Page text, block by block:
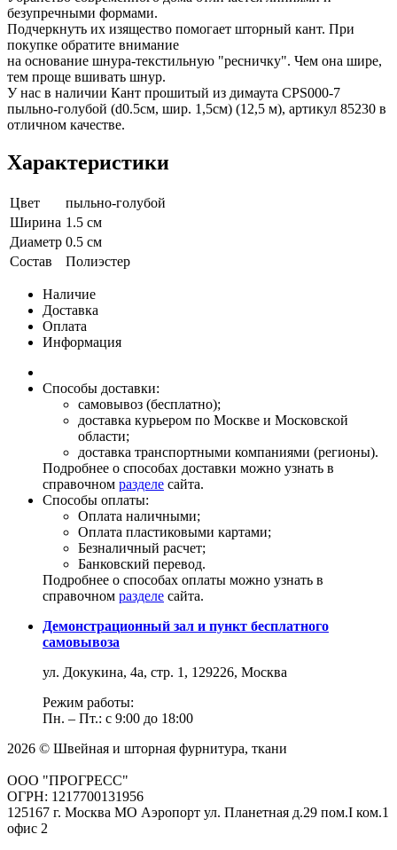
безупречными формами.
Подчеркнуть их изящество помогает шторный кант. При
покупке обратите внимание
на основание шнура-текстильную "ресничку". Чем она шире,
тем проще вшивать шнур.
У нас в наличии Кант прошитый из димаута CPS000-7
пыльно-голубой (d0.5см, шир. 1,5см) (12,5 м), артикул 85230 в
отличном качестве.
Характеристики
Цвет
пыльно-голубой
Ширина 1.5 см
Диаметр 0.5 см
Состав
Полиэстер
Наличие
Доставка
Оплата
Информация
Способы доставки:
самовывоз (бесплатно);
доставка курьером по Москве и Московской
области;
доставка транспортными компаниями (регионы).
Подробнее о способах доставки можно узнать в
справочном разделе сайта.
Способы оплаты:
Оплата наличными;
Оплата пластиковыми картами;
Безналичный расчет;
Банковский перевод.
Подробнее о способах оплаты можно узнать в
справочном разделе сайта.
Демонстрационный зал и пункт бесплатного
самовывоза
ул. Докукина, 4а, стр. 1, 129226, Москва
Режим работы:
Пн. – Пт.: с 9:00 до 18:00
2026 © Швейная и шторная фурнитура, ткани
ООО "ПРОГРЕСС"
ОГРН: 1217700131956
125167 г. Москва МО Аэропорт ул. Планетная д.29 пом.I ком.1
офис 2